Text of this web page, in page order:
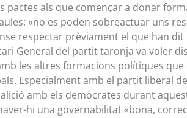
pactes als que començar a donar
«no es poden sobreactuar uns
respectar prèviament el que han
General del partit taronja va voler
les altres formacions polítiques
Especialment amb el partit liberal
amb els demòcrates durant
hi una governabilitat «bona,